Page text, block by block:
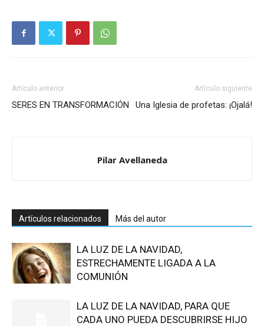
Artículo anterior
SERES EN TRANSFORMACIÓN
Artículo siguiente
Una Iglesia de profetas: ¡Ojalá!
Pilar Avellaneda
Artículos relacionados Más del autor
LA LUZ DE LA NAVIDAD,
ESTRECHAMENTE LIGADA A LA
COMUNIÓN
LA LUZ DE LA NAVIDAD, PARA QUE
CADA UNO PUEDA DESCUBRIRSE HIJO